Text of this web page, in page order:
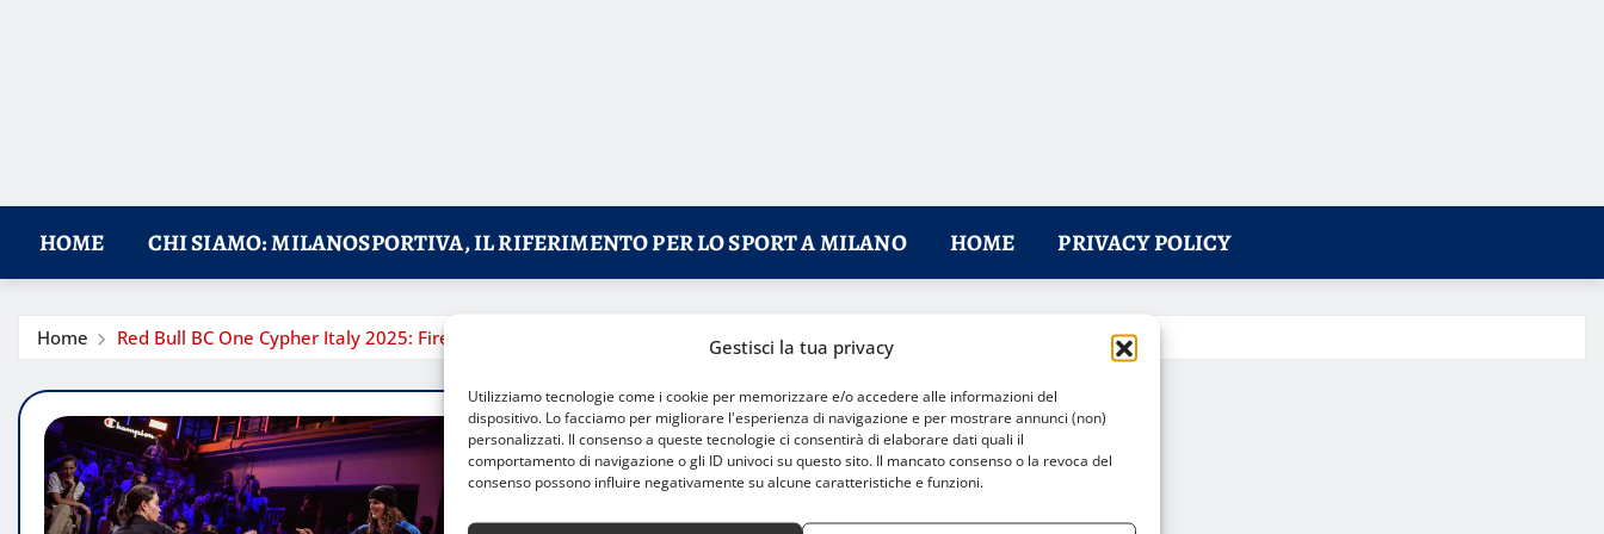
Gestisci la tua privacy
Utilizziamo tecnologie come i cookie per memorizzare e/o accedere alle informazioni del
dispositivo. Lo facciamo per migliorare l'esperienza di navigazione e per mostrare annunci (non)
personalizzati. Il consenso a queste tecnologie ci consentirà di elaborare dati quali il
comportamento di navigazione o gli ID univoci su questo sito. Il mancato consenso o la revoca del
consenso possono influire negativamente su alcune caratteristiche e funzioni.
HOME CHI SIAMO: MILANOSPORTIVA, IL RIFERIMENTO PER LO SPORT A MILANO HOME PRIVACY POLICY
Home Red Bull BC One Cypher Italy 2025: Firenze celebra il breaking e la cultura Hip Hop